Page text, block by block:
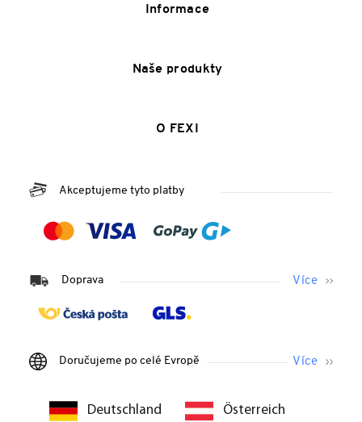
Informace
Naše produkty
O FEXI
Akceptujeme tyto platby
Doprava
Doručujeme po celé Evropě
Deutschland Österreich